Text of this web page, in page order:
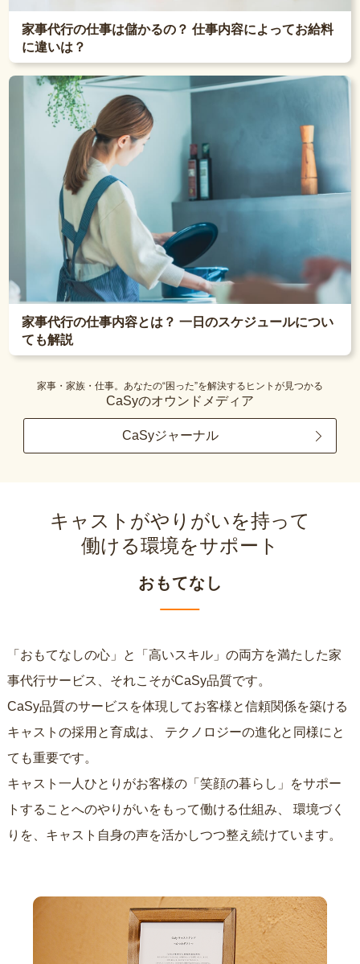
家事代行の仕事は儲かるの？ 仕事内容によってお給料
に違いは？
家事代行の仕事内容とは？ 一日のスケジュールについ
ても解説
家事・家族・仕事。あなたの“困った”を解決するヒントが見つかる
CaSyのオウンドメディア
CaSyジャーナル
キャストがやりがいを持って
働ける環境をサポート
おもてなし
「おもてなしの心」と「高いスキル」の両方を満たした家
事代行サービス、それこそがCaSy品質です。
CaSy品質のサービスを体現してお客様と信頼関係を築ける
キャストの採用と育成は、
ても重要です。
キャスト一人ひとりがお客様の「笑顔の暮らし」をサポー
トすることへのやりがいをもって働ける仕組み、
りを、キャスト自身の声を活かしつつ整え続けています。